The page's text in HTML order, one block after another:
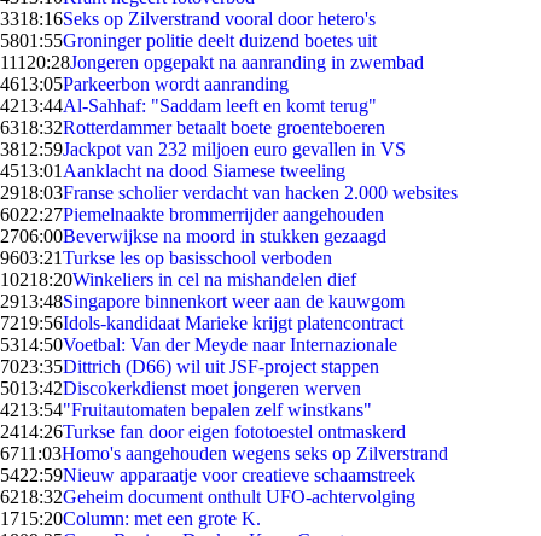
3318:16Seks op Zilverstrand vooral door hetero's
5801:55Groninger politie deelt duizend boetes uit
111 20:28Jongeren opgepakt na aanranding in zwembad
4613:05Parkeerbon wordt aanranding
4213:44Al-Sahhaf: "Saddam leeft en komt terug"
6318:32Rotterdammer betaalt boete groenteboeren
3812:59Jackpot van 232 miljoen euro gevallen in VS
4513:01 Aanklacht na dood Siamese tweeling
2918:03Franse scholier verdacht van hacken 2.000 websites
6022:27Piemelnaakte brommerrijder aangehouden
2706:00Beverwijkse na moord in stukken gezaagd
9603:21Turkse les op basisschool verboden
10218:20Winkeliers in cel na mishandelen dief
2913:48Singapore binnenkort weer aan de kauwgom
7219:56Idols-kandidaat Marieke krijgt platencontract
5314:50Voetbal: Van der Meyde naar Internazionale
7023:35Dittrich (D66) wil uit JSF-project stappen
5013:42Discokerkdienst moet jongeren werven
4213:54"Fruitautomaten bepalen zelf winstkans"
2414:26Turkse fan door eigen fototoestel ontmaskerd
6711:03Homo's aangehouden wegens seks op Zilverstrand
5422:59Nieuw apparaatje voor creatieve schaamstreek
6218:32Geheim document onthult UFO-achtervolging
1715:20Column: met een grote K.